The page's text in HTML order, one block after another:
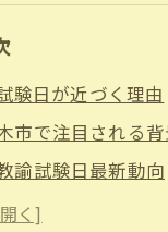
験日が近づく理由
市で注目される
諭試験日最新動向
試験日に与える影